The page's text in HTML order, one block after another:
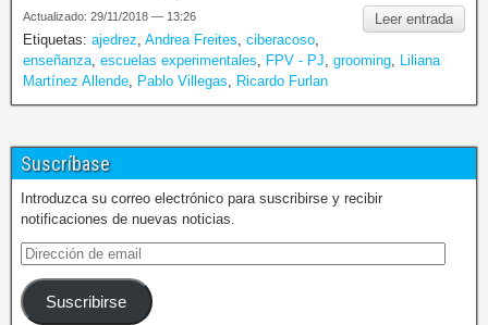
Leer entrada
Actualizado: 29/11/2018 — 13:26
Etiquetas: ajedrez Andrea Freites ciberacoso
enseñanza escuelas experimentales FPV - PJ grooming
Liliana
Martínez Allende
Pablo Villegas Ricardo Furlan
Suscríbase
Introduzca su correo electrónico para suscribirse y recibir
notificaciones de nuevas noticias.
Suscribirse